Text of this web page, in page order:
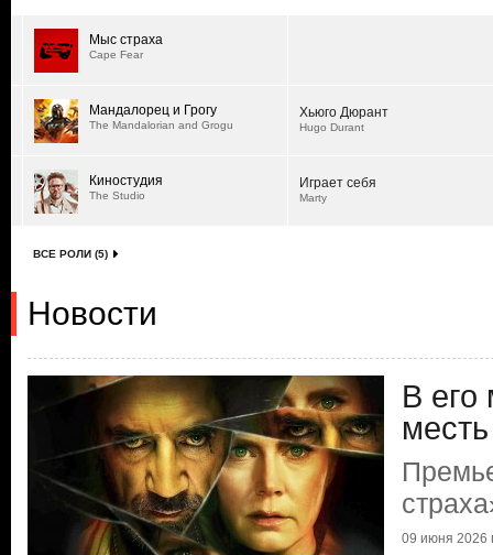
Мыс страха
Cape Fear
Мандалорец и Грогу
The Mandalorian and Grogu
Хьюго Дюрант
Hugo Durant
Киностудия
The Studio
Играет себя
Marty
ВСЕ РОЛИ (5)
Новости
В
месть
09 июня 2026